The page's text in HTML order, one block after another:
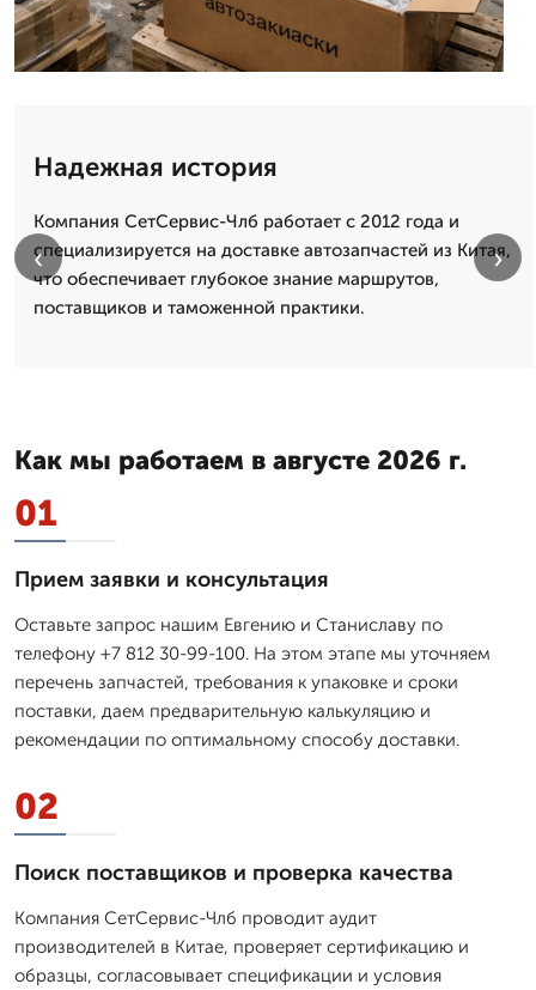
Надежная история
Компания СетСервис-Члб работает с 2012 года и
специализируется на доставке автозапчастей из Китая,
что обеспечивает глубокое знание маршрутов,
поставщиков и таможенной практики.
‹ ›
Как мы работаем в августе 2026 г.
01
Прием заявки и консультация
Оставьте запрос нашим Евгению и Станиславу по
телефону +7 812 30-99-100. На этом этапе мы уточняем
перечень запчастей, требования к упаковке и сроки
поставки, даем предварительную калькуляцию и
рекомендации по оптимальному способу доставки.
02
Поиск поставщиков и проверка качества
Компания СетСервис-Члб проводит аудит
производителей в Китае, проверяет сертификацию и
образцы, согласовывает спецификации и условия